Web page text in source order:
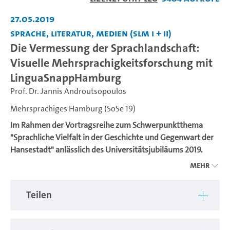
27.05.2019
Sprache, Literatur, Medien (SLM I + II)
Die Vermessung der Sprachlandschaft:
Visuelle Mehrsprachigkeitsforschung mit
LinguaSnappHamburg
Prof. Dr. Jannis Androutsopoulos
Mehrsprachiges Hamburg (SoSe 19)
Im Rahmen der Vortragsreihe zum Schwerpunktthema
"Sprachliche Vielfalt in der Geschichte und Gegenwart der
Hansestadt" anlässlich des Universitätsjubiläums 2019.
Mehrsprachigkeit gehört zu Hamburg wie der Hafen und
Handelsprivilegien wurde die Hansestadt schon früh zu
Mehr
Teilen